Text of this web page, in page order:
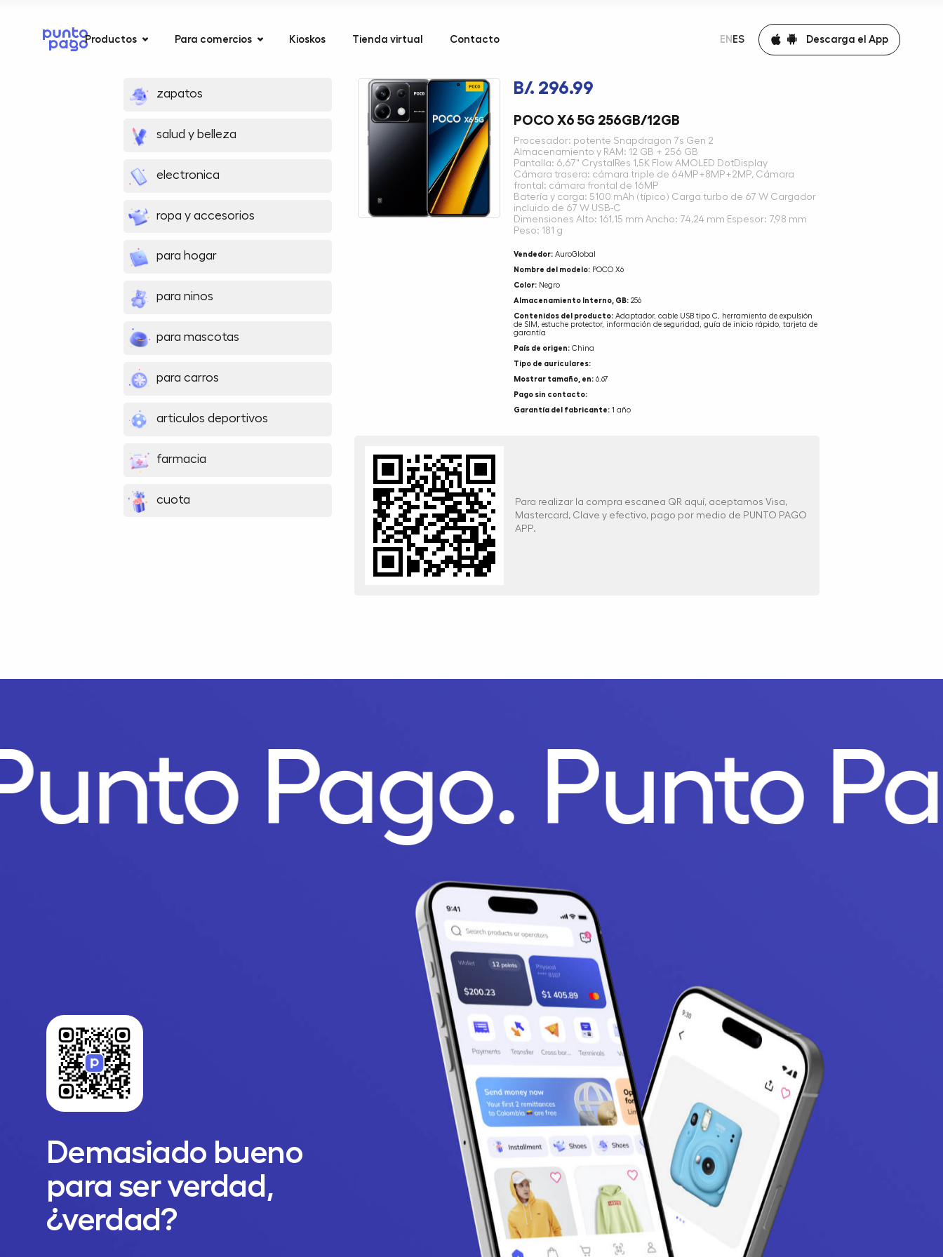
Productos Para comercios Kioskos Tienda virtual Contacto EN ES Descarga el App
zapatos
salud y belleza
electronica
ropa y accesorios
para hogar
para ninos
para mascotas
para carros
articulos deportivos
farmacia
cuota
B/. 296.99
POCO X6 5G 256GB/12GB
Procesador: potente Snapdragon 7s Gen 2
Almacenamiento y RAM: 12 GB + 256 GB
Pantalla: 6,67" CrystalRes 1,5K Flow AMOLED DotDisplay
Cámara trasera: cámara triple de 64MP+8MP+2MP, Cámara
frontal: cámara frontal de 16MP
Batería y carga: 5100 mAh (típico) Carga turbo de 67 W Cargador
incluido de 67 W USB-C
Dimensiones Alto: 161,15 mm Ancho: 74,24 mm Espesor: 7,98 mm
Peso: 181 g
Vendedor:AuroGlobal
Nombre del modelo:POCO X6
Color:Negro
Almacenamiento Interno, GB:256
Contenidos del producto:Adaptador, cable USB tipo C, herramienta de expulsión
de SIM, estuche protector, información de seguridad, guía de inicio rápido, tarjeta de
garantía
País de origen:China
Tipo de auriculares:
Mostrar tamaño, en:6.67
Pago sin contacto:
Garantía del fabricante:1 año
Para realizar la compra escanea QR aquí, aceptamos Visa,
Mastercard, Clave y efectivo, pago por medio de PUNTO PAGO
APP.
Pago. Punto
Demasiado bueno
para ser verdad,
¿verdad?